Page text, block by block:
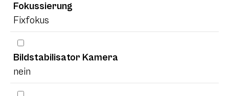
Fokussierung
Fixfokus
Bildstabilisator Kamera
nein